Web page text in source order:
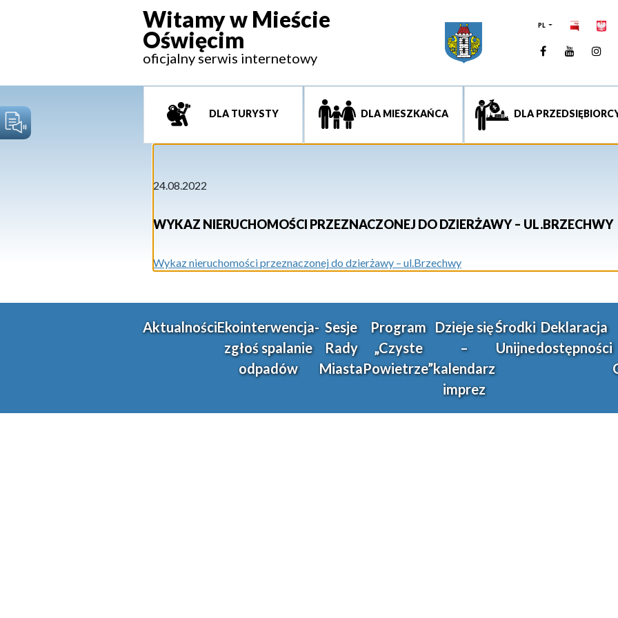
Witamy w Mieście
Oświęcim
oficjalny serwis internetowy
PL
Facebook
DLA TURYSTY DLA MIESZKAŃCA DLA
24.08.2022
WYKAZ NIERUCHOMOŚCI PRZEZNACZONEJ DO DZIERŻAWY – UL.BRZECHWY
Wykaz nieruchomości przeznaczonej do dzierżawy – ul.Brzechwy
AktualnościEkointerwencja-
zgłoś spalanie
odpadów
Sesje
Rady
Miasta
Program
„Czyste
Powietrze”
Dzieje się
–
kalendarz
imprez
Środki
Unijne
Deklaracja
dostępności